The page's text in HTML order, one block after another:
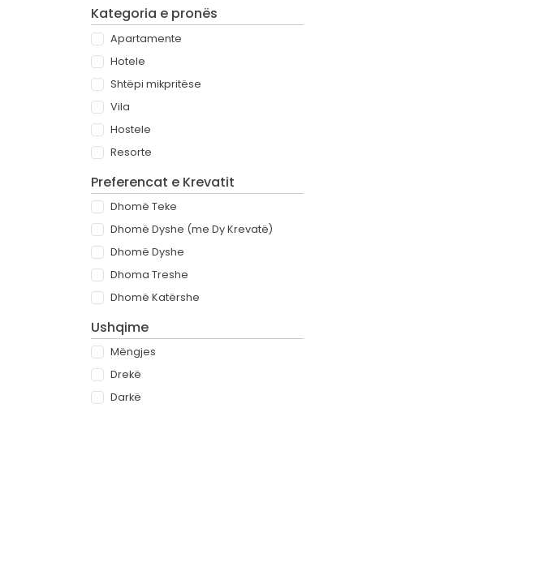
Kategoria e pronës
Apartamente
Hotele
Shtëpi mikpritëse
Vila
Hostele
Resorte
Preferencat e Krevatit
Dhomë Teke
Dhomë Dyshe (me Dy Krevatë)
Dhomë Dyshe
Dhoma Treshe
Dhomë Katërshe
Ushqime
Mëngjes
Drekë
Darkë